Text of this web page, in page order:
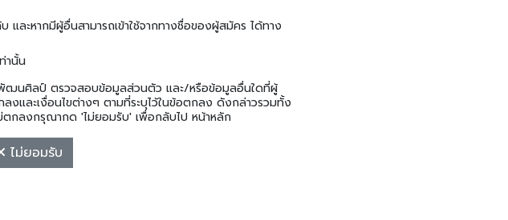
และหากมีผู้อื่นสามารถเข้าใช้จากทางชื่อของผู้สมัคร ได้ทาง
านั้น
พัฒนศิลป์ ตรวจสอบข้อมูลส่วนตัว และ/หรือข้อมูลอื่นใดที่ผู้
และเงื่อนไขต่างๆ ตามที่ระบุไว้ในข้อตกลง ดังกล่าวรวมทั้ง
กลงกรุณากด 'ไม่ยอมรับ' เพื่อกลับไป หน้าหลัก
ไม่ยอมรับ